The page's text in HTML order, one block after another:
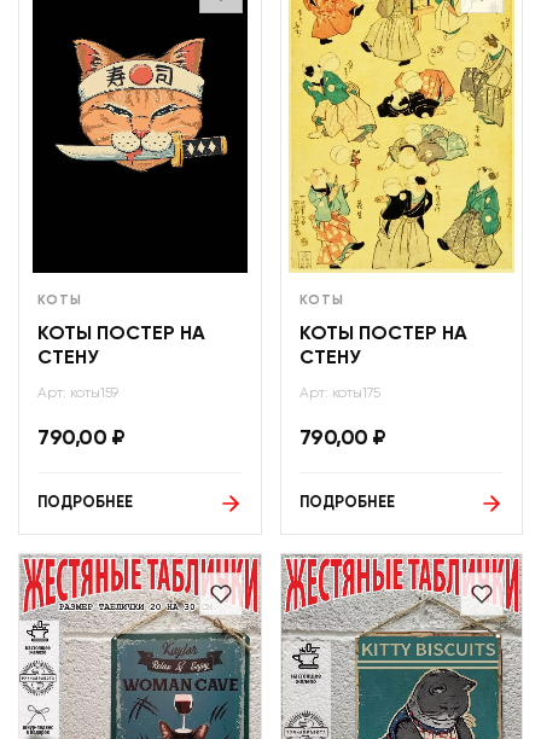
КОТЫ
КОТЫ ПОСТЕР НА
СТЕНУ
Арт: коты159
790,00 ₽
ПОДРОБНЕЕ
КОТЫ
КОТЫ ПОСТЕР НА
СТЕНУ
Арт: коты175
790,00 ₽
ПОДРОБНЕЕ